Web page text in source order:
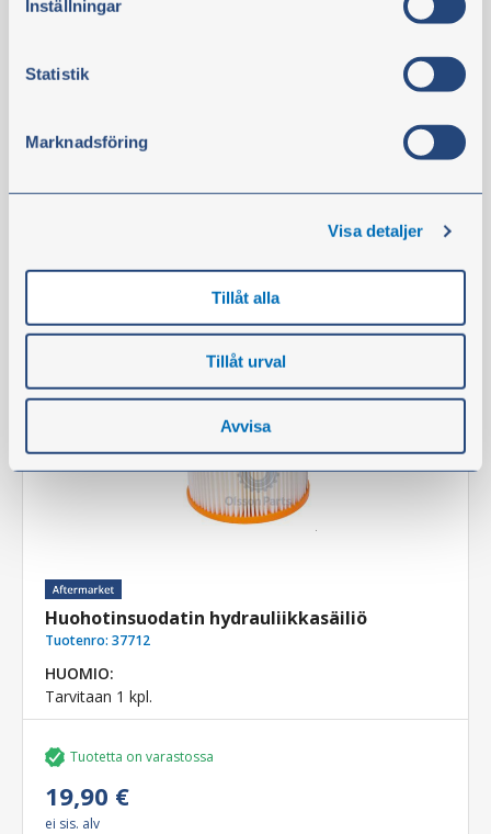
Inställningar
Statistik
Marknadsföring
Visa detaljer
Tillåt alla
Tillåt urval
Avvisa
Tuotenro:57116
Tarvitaan 1 kpl.
115,10 €
ei sis. alv
Suodatin
Huohotinsuodatin hydrauliikkasäiliö
Tuotenro: 37712
HUOMIO:
Tarvitaan 1 kpl.
Tuotetta on varastossa
19,90 €
ei sis. alv